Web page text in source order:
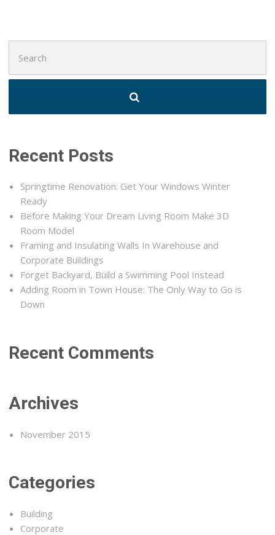
for:
Recent Posts
Springtime Renovation: Get Your Windows Winter
Ready
Before Making Your Dream Living Room Make 3D
Room Model
Framing and Insulating Walls In Warehouse and
Corporate Buildings
Forget Backyard, Build a Swimming Pool Instead
Adding Room in Town House: The Only Way to Go is
Down
Recent Comments
Archives
November 2015
Categories
Building
Corporate